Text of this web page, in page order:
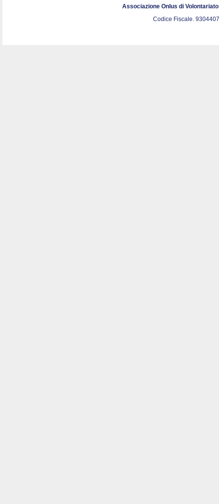
Associazione Onlus di
Codice Fiscale.